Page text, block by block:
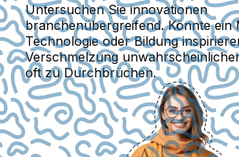
Untersuchen Sie innovationen
branchenübergreifend. Könnte ein
Technologie oder Bildung
Verschmelzung
oft zu Durchbrüchen.